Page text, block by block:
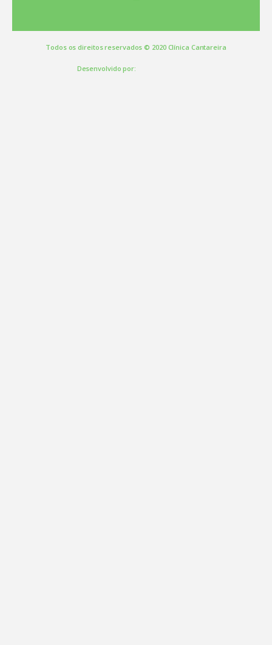
Todos os direitos reservados © 2020 Clínica Cantareira
Desenvolvido por: